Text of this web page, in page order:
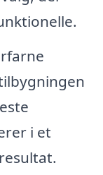
i et